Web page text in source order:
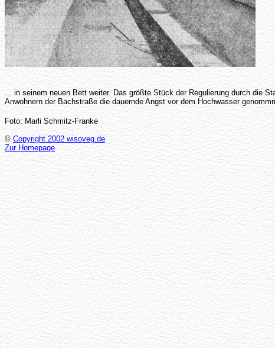
... in seinem neuen Bett weiter. Das größte Stück der Regulierung durch die
Anwohnern der Bachstraße die dauernde Angst vor dem Hochwasser
Foto: Marli Schmitz-Franke
© Copyright 2002 wisoveg.de
Zur Homepage